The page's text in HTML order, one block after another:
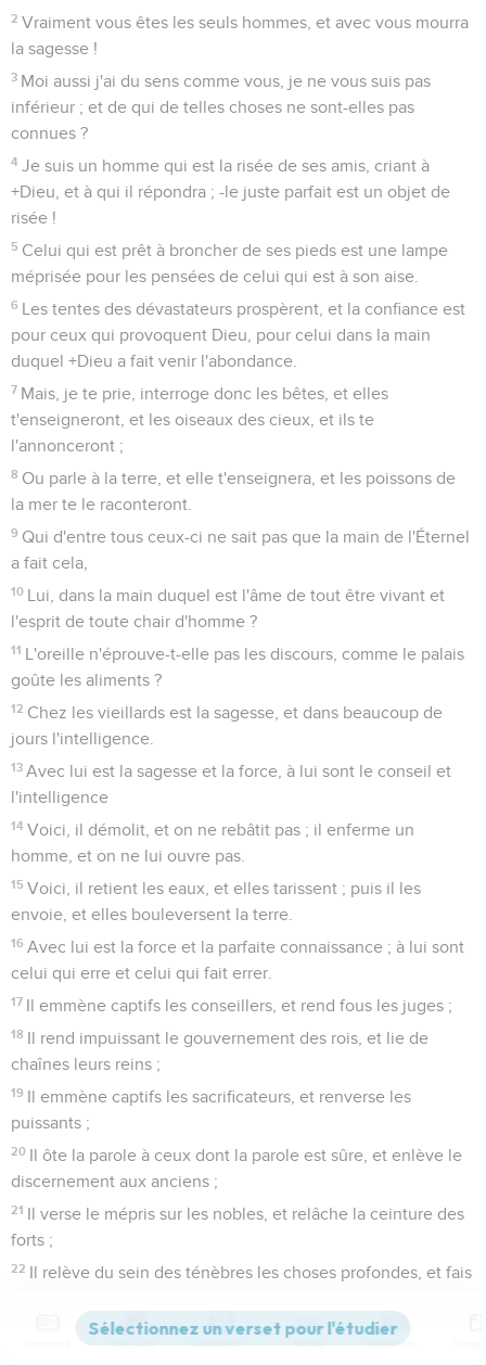
2 Vraiment vous êtes les seuls hommes, et avec vous mourra
la sagesse !
3 Moi aussi j'ai du sens comme vous, je ne vous suis pas
inférieur ; et de qui de telles choses ne sont-elles pas
connues ?
4 Je suis un homme qui est la risée de ses amis, criant à
+Dieu, et à qui il répondra ; -le juste parfait est un objet de
risée !
5 Celui qui est prêt à broncher de ses pieds est une lampe
méprisée pour les pensées de celui qui est à son aise.
6 Les tentes des dévastateurs prospèrent, et la confiance est
pour ceux qui provoquent Dieu, pour celui dans la main
duquel +Dieu a fait venir l'abondance.
7 Mais, je te prie, interroge donc les bêtes, et elles
t'enseigneront, et les oiseaux des cieux, et ils te
l'annonceront ;
8 Ou parle à la terre, et elle t'enseignera, et les poissons de
la mer te le raconteront.
9 Qui d'entre tous ceux-ci ne sait pas que la main de l'Éternel
a fait cela,
10 Lui, dans la main duquel est l'âme de tout être vivant et
l'esprit de toute chair d'homme ?
11 L'oreille n'éprouve-t-elle pas les discours, comme le palais
goûte les aliments ?
12 Chez les vieillards est la sagesse, et dans beaucoup de
jours l'intelligence.
13 Avec lui est la sagesse et la force, à lui sont le conseil et
l'intelligence
14 Voici, il démolit, et on ne rebâtit pas ; il enferme un
homme, et on ne lui ouvre pas.
15 Voici, il retient les eaux, et elles tarissent ; puis il les
envoie, et elles bouleversent la terre.
16 Avec lui est la force et la parfaite connaissance ; à lui sont
celui qui erre et celui qui fait errer.
17 Il emmène captifs les conseillers, et rend fous les juges ;
18 Il rend impuissant le gouvernement des rois, et lie de
chaînes leurs reins ;
19 Il emmène captifs les sacrificateurs, et renverse les
puissants ;
20 Il ôte la parole à ceux dont la parole est sûre, et enlève le
discernement aux anciens ;
21 Il verse le mépris sur les nobles, et relâche la ceinture des
forts ;
22 Il relève du sein des ténèbres les choses profondes, et fais
Il agrandit les nations, et les détruit ; il étend les limites
Versions Commentaires Strong